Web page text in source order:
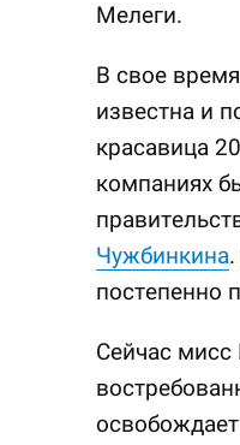
Мелеги.
В свое
известна и
красавица
компаниях
Чужбинкина.
постепенно
Сейчас